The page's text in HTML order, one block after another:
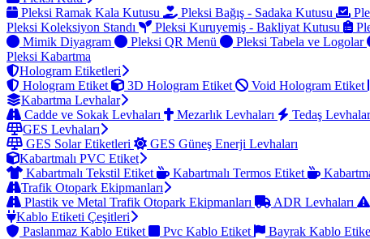
Pleksi Ramak Kala Kutusu
Pleksi Bağış - Sadaka Kutusu
Pleksi Koleksiyon Standı
Pleksi Kuruyemiş - Bakliyat Kutusu
Mimik Diyagram
Pleksi QR Menü Pleksi Tabela ve Logolar
Pleksi Kabartma
Hologram Etiketleri
Hologram Etiket
3D Hologram Etiket Void Hologram Etiket
Kabartma Levhalar
Cadde ve Sokak Levhaları
Mezarlık Levhaları Tedaş
GES Levhaları
GES Solar Etiketleri
GES Güneş Enerji Levhaları
Kabartmalı PVC Etiket
Kabartmalı Tekstil Etiket
Kabartmalı Termos Etiket
Trafik Otopark Ekipmanları
Plastik ve Metal Trafik Otopark Ekipmanları
ADR Levhaları
Kablo Etiketi Çeşitleri
Paslanmaz Kablo Etiket
Pvc Kablo Etiket Bayrak Kablo